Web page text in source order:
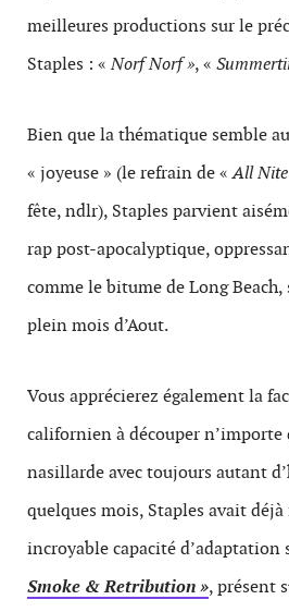
meilleures productions sur le
Staples : «Norf Norf », «
Bien que la thématique semble
« joyeuse » (le refrain de «All Nite
fête, ndlr), Staples parvient
rap post-apocalyptique,
comme le bitume de Long
plein mois d’Aout.
Vous apprécierez également la
californien à découper n’importe
nasillarde avec toujours autant
quelques mois, Staples avait
incroyable capacité d’adaptation
Smoke & Retribution », présent